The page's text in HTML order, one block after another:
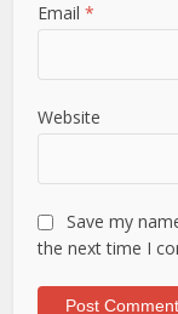
Email*
Website
Save my
the next time I